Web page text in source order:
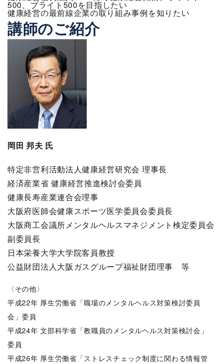
500、ブライト500を目指したい
健康経営の最前線企業の取り組み事例を知りたい
講師のご紹介
岡田 邦夫 氏
特定非営利活動法人健康経営研究会 理事長
経済産業省 健康経営推進検討会委員
健康長寿産業連合会理事
大阪府医師会健康スポーツ医学委員会委員長
大阪商工会議所メンタルヘルスマネジメント検定委員会
副委員長
日本栄養大学大学院客員教授
公益財団法人大阪ガスグループ福祉財団理事 等
〈その他〉
平成22年 厚生労働省「職場のメンタルヘルス対策検討委員
会」委員
平成24年 文部科学省「教職員のメンタルヘルス対策検討会」
委員
平成26年 厚生労働省「ストレスチェック制度に関わる情報管